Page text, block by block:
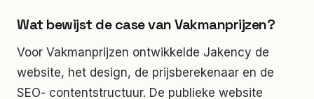
Wat bewijst de case van Vakmanprijzen?
Voor Vakmanprijzen ontwikkelde Jakency de
website, het design, de prijsberekenaar en de
SEO- contentstructuur. De publieke website